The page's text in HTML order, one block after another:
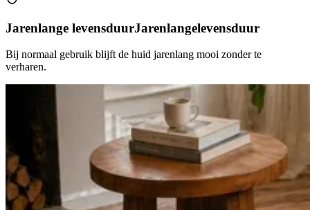
Jarenlange levensduurJarenlangelevensduur
Bij normaal gebruik blijft de huid jarenlang mooi zonder te
verharen.